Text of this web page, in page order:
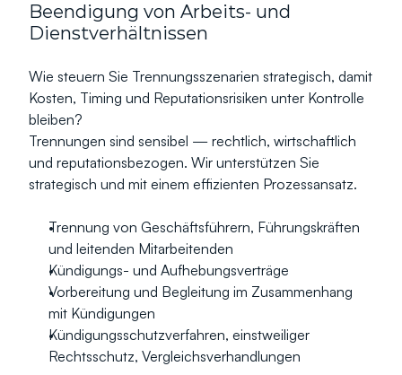
Beendigung von Arbeits- und
Dienstverhältnissen
Wie steuern Sie Trennungsszenarien strategisch, damit
Kosten, Timing und Reputationsrisiken unter Kontrolle
bleiben?
Trennungen sind sensibel — rechtlich, wirtschaftlich
und reputationsbezogen. Wir unterstützen Sie
strategisch und mit einem effizienten Prozessansatz.
Trennung von Geschäftsführern, Führungskräften
und leitenden Mitarbeitenden
Kündigungs- und Aufhebungsverträge
Vorbereitung und Begleitung im Zusammenhang
mit Kündigungen
Kündigungsschutzverfahren, einstweiliger
Rechtsschutz, Vergleichsverhandlungen